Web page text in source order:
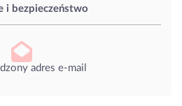
i bezpieczeństwo
adres e-mail